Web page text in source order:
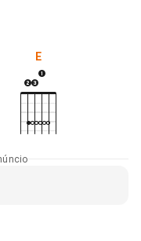
E